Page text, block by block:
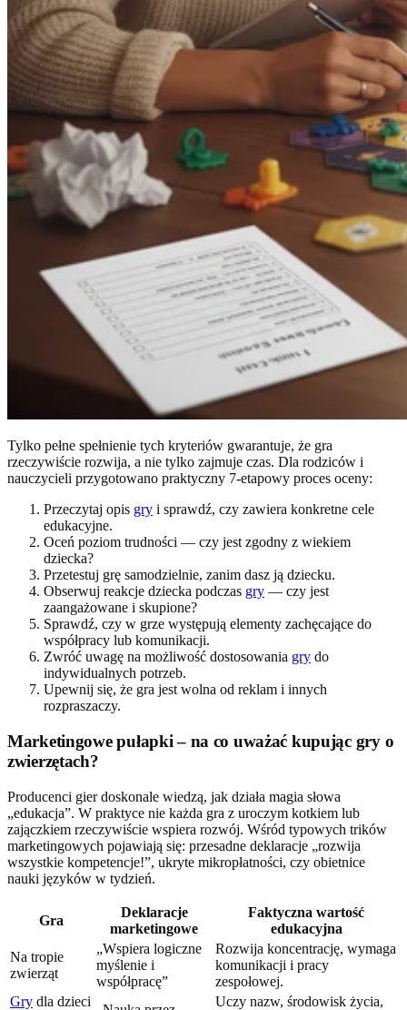
Tylko pełne spełnienie tych kryteriów gwarantuje, że gra
rzeczywiście rozwija, a nie tylko zajmuje czas. Dla rodziców i
nauczycieli przygotowano praktyczny 7-etapowy proces oceny:
Przeczytaj opis gry i sprawdź, czy zawiera konkretne cele
edukacyjne.
Oceń poziom trudności — czy jest zgodny z wiekiem
dziecka?
Przetestuj grę samodzielnie, zanim dasz ją dziecku.
Obserwuj reakcje dziecka podczas gry — czy jest
zaangażowane i skupione?
Sprawdź, czy w grze występują elementy zachęcające do
współpracy lub komunikacji.
Zwróć uwagę na możliwość dostosowania gry do
indywidualnych potrzeb.
Upewnij się, że gra jest wolna od reklam i innych
rozpraszaczy.
Marketingowe pułapki – na co uważać kupując gry o
zwierzętach?
Producenci gier doskonale wiedzą, jak działa magia słowa
„edukacja”. W praktyce nie każda gra z uroczym kotkiem lub
zajączkiem rzeczywiście wspiera rozwój. Wśród typowych trików
marketingowych pojawiają się: przesadne deklaracje „rozwija
wszystkie kompetencje!”, ukryte mikropłatności, czy obietnice
nauki języków w tydzień.
Gra
Deklaracje
marketingowe
Faktyczna wartość
edukacyjna
Na tropie
zwierząt
„Wspiera logiczne
myślenie i
współpracę”
Rozwija koncentrację, wymaga
komunikacji i pracy
zespołowej.
Gry dla dzieci
Uczy nazw, środowisk życia,